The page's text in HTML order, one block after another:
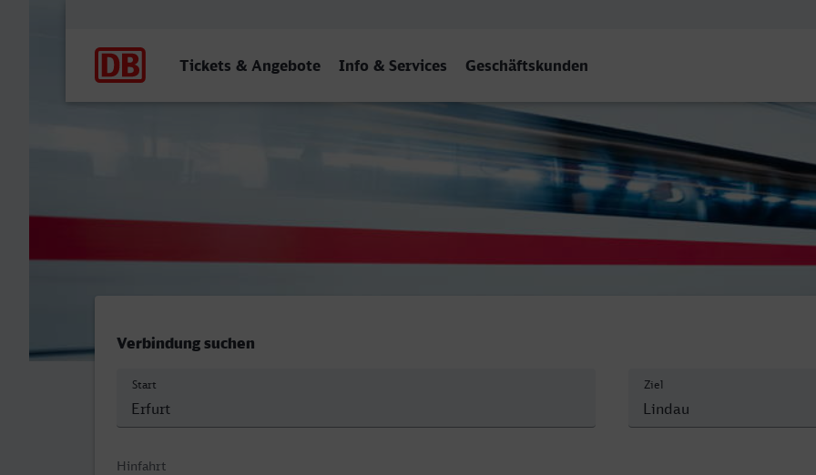
Tickets & Angebote Info & Services Geschäftskunden
Verbindung suchen
Start Ziel
Hinfahrt